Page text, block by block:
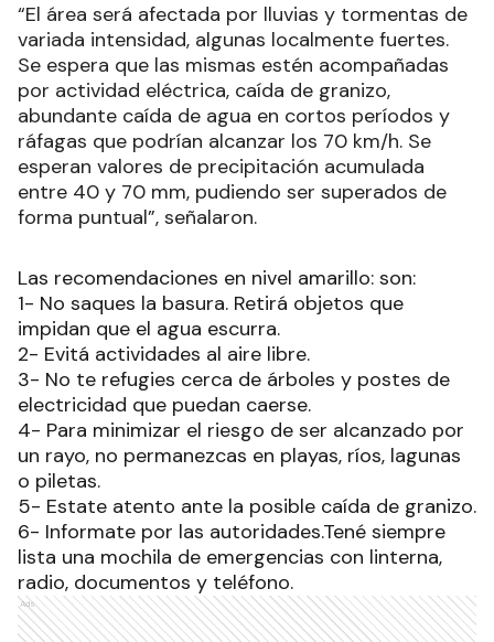
“El área será afectada por lluvias y tormentas de
variada intensidad, algunas localmente fuertes.
Se espera que las mismas estén acompañadas
por actividad eléctrica, caída de granizo,
abundante caída de agua en cortos períodos y
ráfagas que podrían alcanzar los 70 km/h. Se
esperan valores de precipitación acumulada
entre 40 y 70 mm, pudiendo ser superados de
forma puntual”, señalaron.
Las recomendaciones en nivel amarillo: son:
1- No saques la basura. Retirá objetos que
impidan que el agua escurra.
2- Evitá actividades al aire libre.
3- No te refugies cerca de árboles y postes de
electricidad que puedan caerse.
4- Para minimizar el riesgo de ser alcanzado por
un rayo, no permanezcas en playas, ríos, lagunas
o piletas.
5- Estate atento ante la posible caída de granizo.
6- Informate por las autoridades.Tené siempre
lista una mochila de emergencias con linterna,
radio, documentos y teléfono.
Ads